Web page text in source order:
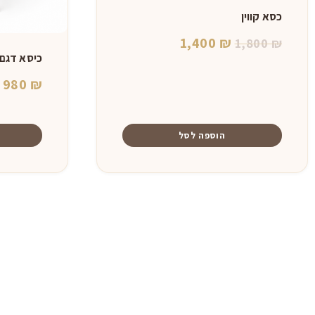
כסא קווין
1,800₪
המחיר
1,400 ₪
הוספה לסל
כיסא
980 ₪